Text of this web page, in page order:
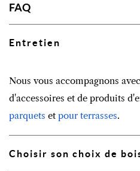
FAQ
Entretien
Nous vous accompagnons
d'accessoires et de produits
parquets et pour terrasses.
Choisir son choix de